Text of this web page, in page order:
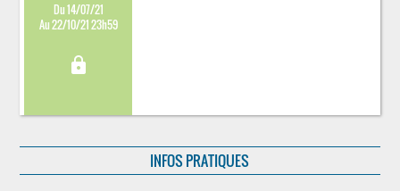
Du 14/07/21
Au 22/10/21 23h59
lock
INFOS PRATIQUES